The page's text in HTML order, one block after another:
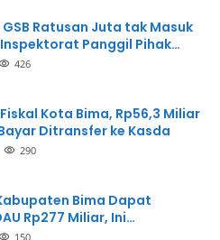
GSB Ratusan Juta tak Masuk
Panggil Pihak
426
Kota Bima, Rp56,3 Miliar
Ditransfer ke Kasda
290
Bima Dapat
Rp277 Miliar, Ini
150